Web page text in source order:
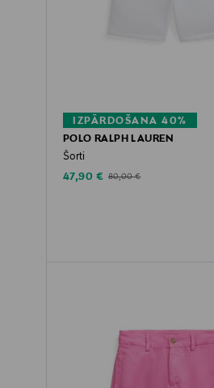
IZPĀRDOŠANA 40%
POLO RALPH LAUREN
Šorti
Discounted Price
47,90 € Original Price
80,00 €